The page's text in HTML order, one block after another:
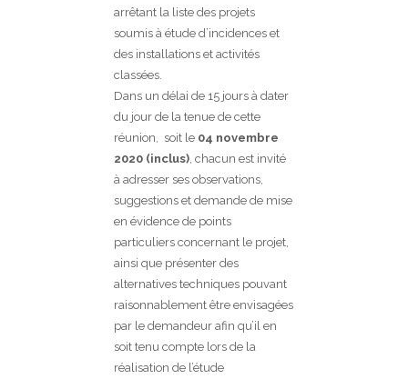
arrêtant la liste des projets
soumis à étude d’incidences et
des installations et activités
classées.
Dans un délai de 15 jours à dater
du jour de la tenue de cette
réunion, soit le 04 novembre
2020 (inclus), chacun est invité
à adresser ses observations,
suggestions et demande de mise
en évidence de points
particuliers concernant le projet,
ainsi que présenter des
alternatives techniques pouvant
raisonnablement être envisagées
par le demandeur afin qu’il en
soit tenu compte lors de la
réalisation de l’étude